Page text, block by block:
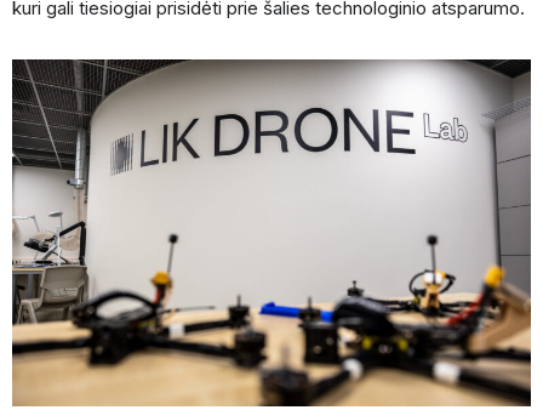
kuri gali tiesiogiai prisidėti prie šalies technologinio atsparumo.